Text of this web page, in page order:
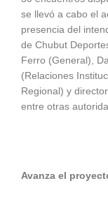
se llevó a cabo el
presencia del
de Chubut
Ferro (General),
(Relaciones
Regional) y
entre otras
Avanza el